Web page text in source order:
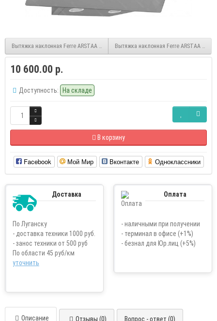
Вытяжка наклонная Ferre ARSTAA 60 GreyВытяжка наклонная Ferre ARSTAA 60
10 600.00 р.
Доступность: На складе
В корзину
Facebook Мой Мир Вконтакте Одноклассники
Доставка
По Луганску
- доставка техники 1000 руб.
- занос техники от 500 руб
По области 45 руб/км
уточнить
Оплата
- наличными при получении
- терминал в офисе (+1%)
- безнал для Юр.лиц (+5%)
Описание Отзывы (0) Вопрос - ответ (0)